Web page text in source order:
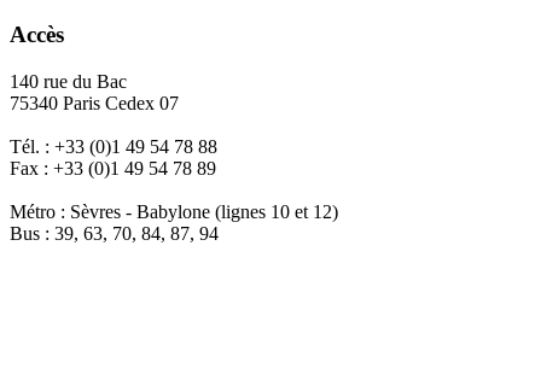
Accès
140 rue du Bac
75340 Paris Cedex 07
Tél. : +33 (0)1 49 54 78 88
Fax : +33 (0)1 49 54 78 89
Métro : Sèvres - Babylone (lignes 10 et 12)
Bus : 39, 63, 70, 84, 87, 94